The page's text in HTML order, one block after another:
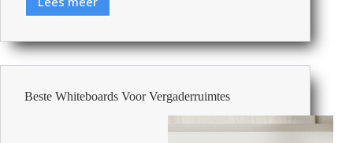
Monitorarm
Tips
voor
de
keuze
Beste Whiteboards Voor Vergaderruimtes